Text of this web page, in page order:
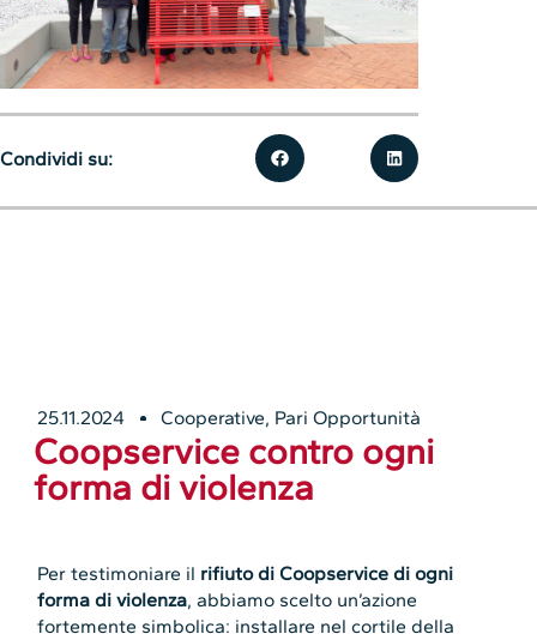
25.11.2024 Cooperative, Pari Opportunità
Coopservice contro ogni
forma di violenza
Per testimoniare il rifiuto di Coopservice di ogni
forma di violenza, abbiamo scelto un’azione
fortemente simbolica: installare nel cortile della
Condividi su: